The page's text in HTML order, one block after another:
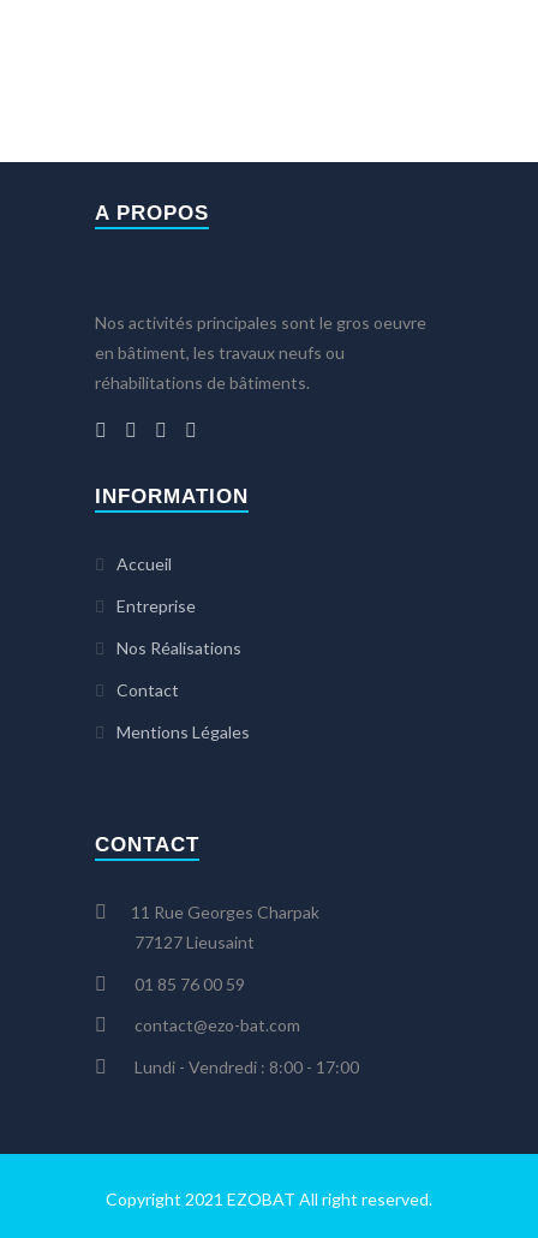
A PROPOS
Nos activités principales sont le gros oeuvre
en bâtiment, les travaux neufs ou
réhabilitations de bâtiments.
INFORMATION
Accueil
Entreprise
Nos Réalisations
Contact
Mentions Légales
CONTACT
11 Rue Georges Charpak
77127 Lieusaint
01 85 76 00 59
contact@ezo-bat.com
Lundi - Vendredi : 8:00 - 17:00
Copyright 2021 EZOBAT All right reserved.